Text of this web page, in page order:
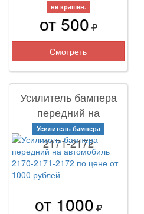
не крашен.
от 500
Смотреть
Усилитель бампера
передний на
автомобиль 2170-
2171-2172
Усилитель бампера
от 1000